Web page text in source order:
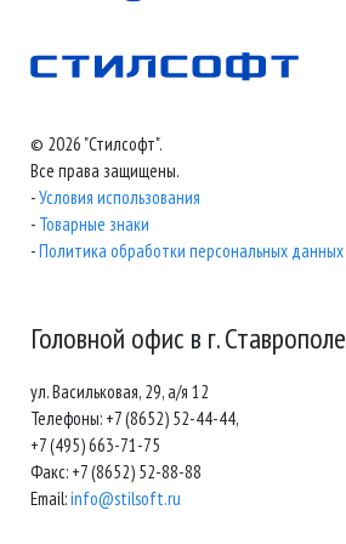
© 2026 "Стилсофт".
Все права защищены.
-Условия использования
- Товарные знаки
-Политика обработки персональных данных
Головной офис в г. Ставрополе
ул. Васильковая, 29, а/я 12
Телефоны: +7 (8652) 52-44-44,
+7 (495) 663-71-75
Факс: +7 (8652) 52-88-88
Email:info@stilsoft.ru